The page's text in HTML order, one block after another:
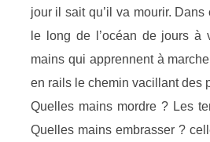
jour il sait qu’il va mourir.
le long de l’océan de jours à
mains qui apprennent à
en rails le chemin vacillant des
Quelles mains mordre ? Les
Quelles mains embrasser ?